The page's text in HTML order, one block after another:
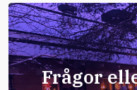
Frågor